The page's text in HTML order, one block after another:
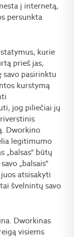
į internetą,
persunkta
kurie
prieš jas,
savo pasirinktu
kurstymą
jog piliečiai jų
Dworkino
legitimumo
„balsas“ būtų
„balsais“
atsisakyti
švelnintų savo
Dworkinas
visiems